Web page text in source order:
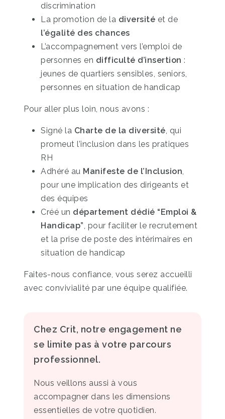
discrimination
La promotion de la diversité et de
l’égalité des chances
L’accompagnement vers l’emploi de
personnes en difficulté d’insertion :
jeunes de quartiers sensibles, seniors,
personnes en situation de handicap
Pour aller plus loin, nous avons :
Signé la Charte de la diversité, qui
promeut l’inclusion dans les pratiques
RH
Adhéré au Manifeste de l’Inclusion,
pour une implication des dirigeants et
des équipes
Créé un département dédié “Emploi &
Handicap”, pour faciliter le recrutement
et la prise de poste des intérimaires en
situation de handicap
Faites-nous confiance, vous serez accueilli
avec convivialité par une équipe qualifiée.
Chez Crit, notre engagement ne
se limite pas à votre parcours
professionnel.
Nous veillons aussi à vous
accompagner dans les dimensions
essentielles de votre quotidien.